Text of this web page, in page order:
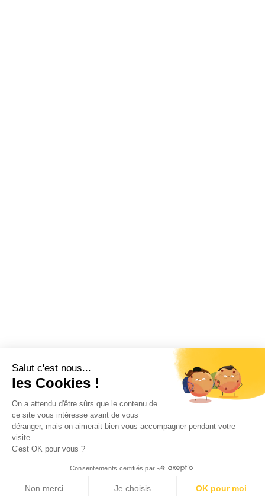
Salut c'est nous...
les Cookies !
On a attendu d'être sûrs que le contenu de
ce site vous intéresse avant de vous
déranger, mais on aimerait bien vous accompagner pendant votre
visite...
C'est OK pour vous ?
Consentements certifiés par
Non merci Je choisis OK pour moi